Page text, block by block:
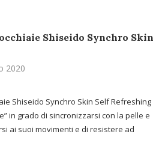
Shiseido Synchro Skin
2020
Shiseido Synchro Skin Self Refreshing
in grado di sincronizzarsi con la pelle e
ai suoi movimenti e di resistere ad